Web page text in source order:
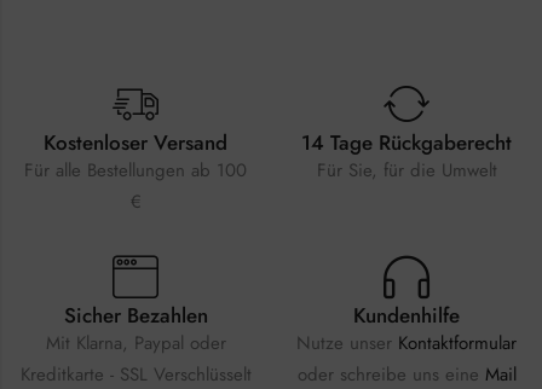
Kostenloser Versand
Für alle Bestellungen ab 100
€
14 Tage Rückgaberecht
Für Sie, für die Umwelt
Sicher Bezahlen
Mit Klarna, Paypal oder
Kreditkarte - SSL Verschlüsselt
Kundenhilfe
Nutze unser Kontaktformular
oder schreibe uns eine Mail